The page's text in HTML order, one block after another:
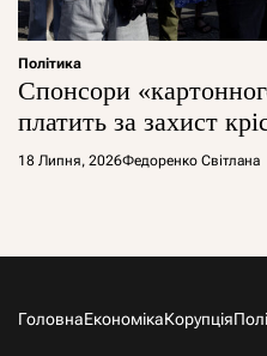
Політика
Спонсори
платить за захист
18 Липня, 2026Федоренко Світлана
ГоловнаЕкономікаКорупція